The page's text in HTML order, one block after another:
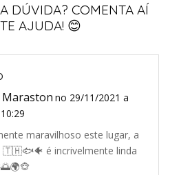
DÚVIDA? COMENTA AÍ
AJUDA! 😊
no 29/11/2021 a
maravilhoso este lugar, a
🇹🇭🐟🐠 é incrivelmente linda